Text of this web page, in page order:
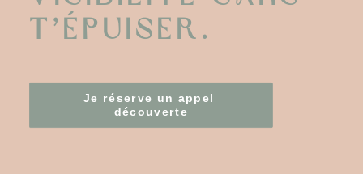
t’épuiser.
Je réserve un appel
découverte